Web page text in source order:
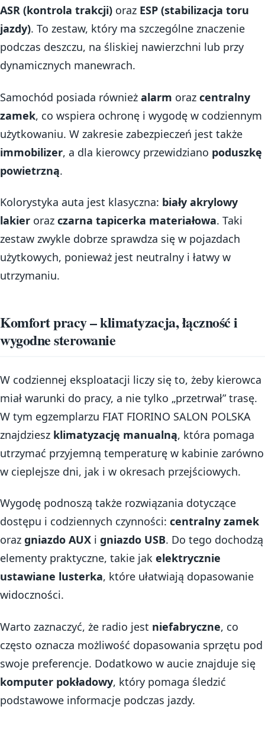
ASR (kontrola trakcji) oraz ESP (stabilizacja toru
jazdy). To zestaw, który ma szczególne znaczenie
podczas deszczu, na śliskiej nawierzchni lub przy
dynamicznych manewrach.
Samochód posiada również alarm oraz centralny
zamek, co wspiera ochronę i wygodę w codziennym
użytkowaniu. W zakresie zabezpieczeń jest także
immobilizer, a dla kierowcy przewidziano poduszkę
powietrzną.
Kolorystyka auta jest klasyczna: biały akrylowy
lakier oraz czarna tapicerka materiałowa. Taki
zestaw zwykle dobrze sprawdza się w pojazdach
użytkowych, ponieważ jest neutralny i łatwy w
utrzymaniu.
Komfort pracy – klimatyzacja, łączność i
wygodne sterowanie
W codziennej eksploatacji liczy się to, żeby kierowca
miał warunki do pracy, a nie tylko „przetrwał” trasę.
W tym egzemplarzu FIAT FIORINO SALON POLSKA
znajdziesz klimatyzację manualną, która pomaga
utrzymać przyjemną temperaturę w kabinie zarówno
w cieplejsze dni, jak i w okresach przejściowych.
Wygodę podnoszą także rozwiązania dotyczące
dostępu i codziennych czynności: centralny zamek
oraz gniazdo AUX i gniazdo USB. Do tego dochodzą
elementy praktyczne, takie jak elektrycznie
ustawiane lusterka, które ułatwiają dopasowanie
widoczności.
Warto zaznaczyć, że radio jest niefabryczne, co
często oznacza możliwość dopasowania sprzętu pod
swoje preferencje. Dodatkowo w aucie znajduje się
komputer pokładowy, który pomaga śledzić
podstawowe informacje podczas jazdy.